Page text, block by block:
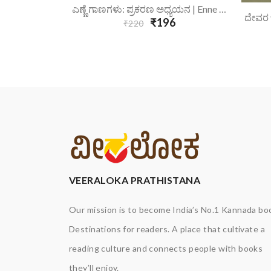
Add To Cart
₹220₹196
VEERALOKA PRATHISTANA
Our mission is to become India’s No.1 Kannada
Destinations for readers. A place that cultivate a
reading culture and connects people with books
they’ll enjoy.